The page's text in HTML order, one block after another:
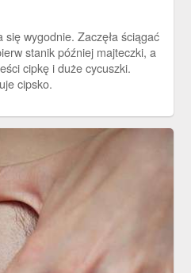
się wygodnie. Zaczęła ściągać
stanik później majteczki, a
cipkę i duże cycuszki.
cipsko.